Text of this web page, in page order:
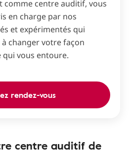
comme centre auditif, vous
en charge par nos
et expérimentés qui
changer votre façon
vous entoure.
rendez-vous
centre auditif de